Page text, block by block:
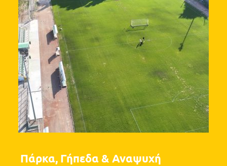
Πάρκα, Γήπεδα & Αναψυχή